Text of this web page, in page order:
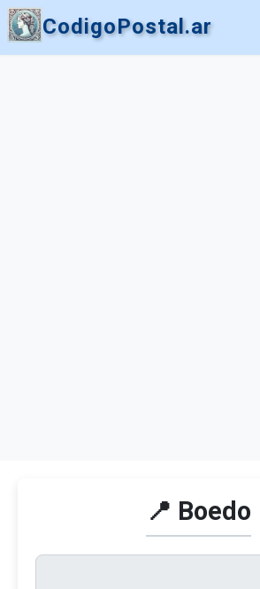
CodigoPostal.ar
📍 Boedo